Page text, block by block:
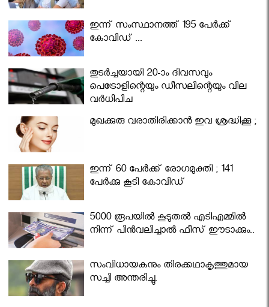
ഇന്ന് സംസ്ഥാനത്ത് 195 പേര്‍ക്ക്
കോവിഡ് ...
തുടർച്ചയായി 20-ാം ദിവസവും
പെട്രോളിന്റെയും ഡീസലിന്റെയും വില
വര്‍ധിപ്പിച്ചു
മുഖക്കുരു വരാതിരിക്കാന്‍ ഇവ ശ്രദ്ധിക്കൂ ;
ഇന്ന് 60 പേർക്ക് രോഗമുക്തി ; 141
പേര്‍ക്കു കൂടി കോവിഡ്
5000 രൂപയിൽ കൂടുതൽ എടിഎമ്മിൽ
നിന്ന് പിൻവലിച്ചാൽ ഫീസ് ഈടാക്കും..
സംവിധായകനും തിരക്കഥാകൃത്തുമായ
സച്ചി അന്തരിച്ചു.